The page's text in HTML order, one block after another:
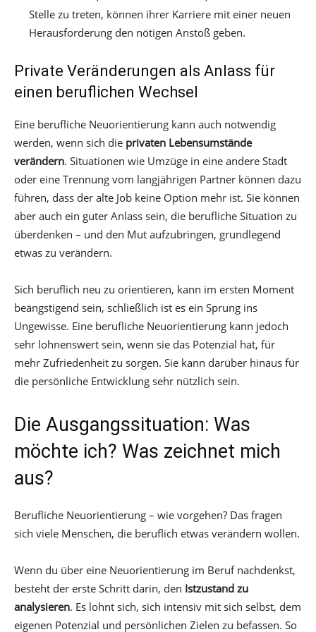
Stelle zu treten, können ihrer Karriere mit einer neuen
Herausforderung den nötigen Anstoß geben.
Private Veränderungen als Anlass für
einen beruflichen Wechsel
Eine berufliche Neuorientierung kann auch notwendig
werden, wenn sich die privaten Lebensumstände
verändern. Situationen wie Umzüge in eine andere Stadt
oder eine Trennung vom langjährigen Partner können dazu
führen, dass der alte Job keine Option mehr ist. Sie können
aber auch ein guter Anlass sein, die berufliche Situation zu
überdenken – und den Mut aufzubringen, grundlegend
etwas zu verändern.
Sich beruflich neu zu orientieren, kann im ersten Moment
beängstigend sein, schließlich ist es ein Sprung ins
Ungewisse. Eine berufliche Neuorientierung kann jedoch
sehr lohnenswert sein, wenn sie das Potenzial hat, für
mehr Zufriedenheit zu sorgen. Sie kann darüber hinaus für
die persönliche Entwicklung sehr nützlich sein.
Die Ausgangssituation: Was
möchte ich? Was zeichnet mich
aus?
Berufliche Neuorientierung – wie vorgehen? Das fragen
sich viele Menschen, die beruflich etwas verändern wollen.
Wenn du über eine Neuorientierung im Beruf nachdenkst,
besteht der erste Schritt darin, den Istzustand zu
analysieren. Es lohnt sich, sich intensiv mit sich selbst, dem
eigenen Potenzial und persönlichen Zielen zu befassen. So